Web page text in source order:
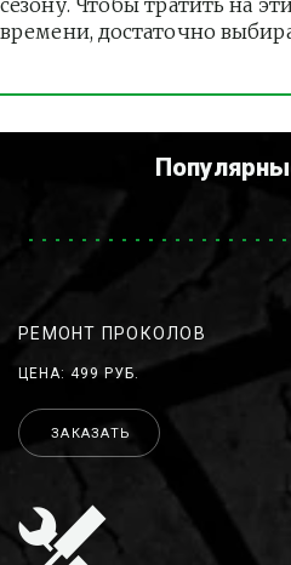
сезону. Чтобы тратить на
времени, достаточно
РЕМОНТ ПРОКОЛОВ
ЦЕНА: 499 РУБ.
ЗАКАЗАТЬ